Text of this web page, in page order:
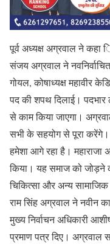
पूर्व अध्यक्ष अग्रवाल ने
संजय अग्रवाल ने
गोयल, कोषाध्यक्ष महावीर
पद की शपथ दिलाई। पदभार
से काम किया जाएगा।
सभी के सहयोग से पूरा
हमेशा आगे रहा है।
किया। यह समाज को जोड़ने
चिकित्सा और अन्य सामाजिक
राम सिंह अग्रवाल ने नवीन
मुख्य निर्वाचन अधिकारी
प्रमाण पत्र दिए। अग्रवाल